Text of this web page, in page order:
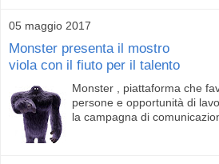
05 maggio 2017
Monster presenta il mostro
viola con il fiuto per il talento
Monster , piattaforma che
persone e opportunità di
la campagna di